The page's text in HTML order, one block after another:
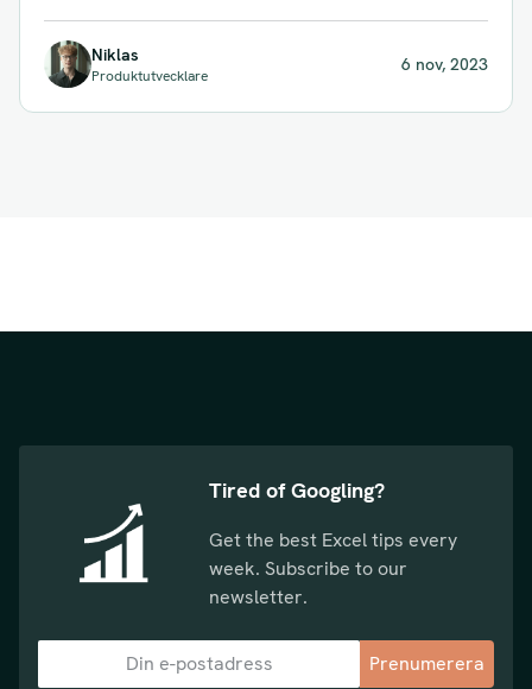
Niklas
Produktutvecklare
6 nov, 2023
Tired of Googling?
Get the best Excel tips every
week. Subscribe to our
newsletter.
Prenumerera